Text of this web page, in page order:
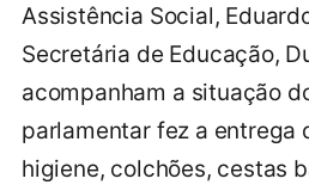
Assistência Social,
Secretária de Educação,
acompanham a situação
parlamentar fez a entrega
higiene, colchões, cestas